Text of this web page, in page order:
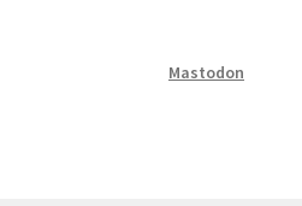
Mastodon